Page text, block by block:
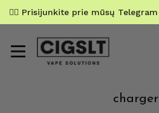
✌🏼 Prisijunkite prie mūsų Telegram
charger